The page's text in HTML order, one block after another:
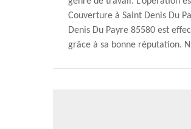
Couverture à Saint Denis Du
Denis Du Payre 85580 est
grâce à sa bonne réputation.